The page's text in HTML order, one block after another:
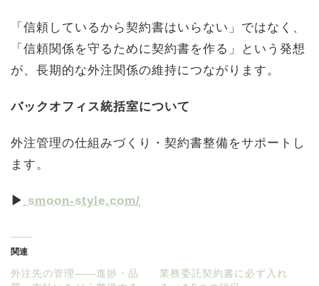
「信頼しているから契約書はいらない」ではなく、
「信頼関係を守るために契約書を作る」という発想
が、長期的な外注関係の維持につながります。
バックオフィス統括室について
外注管理の仕組みづくり・契約書整備をサポートし
ます。
▶ smoon-style.com/
関連
外注先の管理——進捗・品
業務委託契約書に必ず入れ